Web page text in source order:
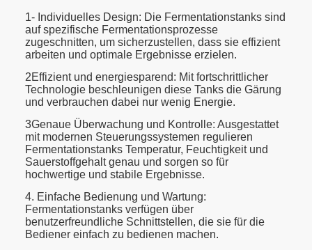
1- Individuelles Design: Die Fermentationstanks sind
auf spezifische Fermentationsprozesse
zugeschnitten, um sicherzustellen, dass sie effizient
arbeiten und optimale Ergebnisse erzielen.
2Effizient und energiesparend: Mit fortschrittlicher
Technologie beschleunigen diese Tanks die Gärung
und verbrauchen dabei nur wenig Energie.
3Genaue Überwachung und Kontrolle: Ausgestattet
mit modernen Steuerungssystemen regulieren
Fermentationstanks Temperatur, Feuchtigkeit und
Sauerstoffgehalt genau und sorgen so für
hochwertige und stabile Ergebnisse.
4. Einfache Bedienung und Wartung:
Fermentationstanks verfügen über
benutzerfreundliche Schnittstellen, die sie für die
Bediener einfach zu bedienen machen.